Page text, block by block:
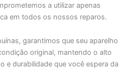
a utilizar apenas
em todos os nossos reparos.
garantimos que seu aparelho
original, mantendo o alto
e durabilidade que você espera da